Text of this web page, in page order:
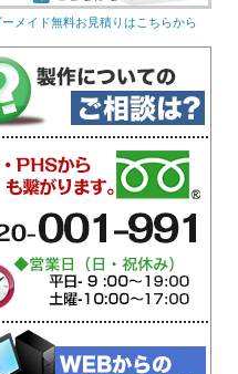
ナルのれん オリ
ナル手ぬぐい オ
ーメイド無料お見積りはこちらから